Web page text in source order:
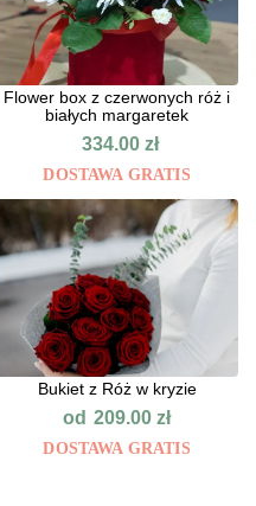
Flower box z czerwonych róż i
białych margaretek
334.00zł
DOSTAWA GRATIS
Bukiet z Róż w kryzie
od 209.00zł
DOSTAWA GRATIS